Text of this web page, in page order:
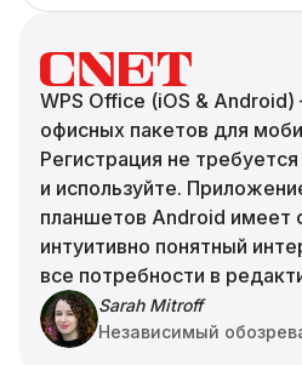
WPS Office (iOS &
офисных пакетов для
Регистрация не
и используйте.
планшетов Android имеет
интуитивно понятный
все потребности в
Sarah Mitroff
Независимый